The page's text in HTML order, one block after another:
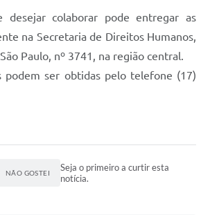
desejar colaborar pode entregar as
na Secretaria de Direitos Humanos,
Paulo, nº 3741, na região central.
podem ser obtidas pelo telefone (17)
NÃO GOSTEI
Seja o primeiro a curtir esta
notícia.